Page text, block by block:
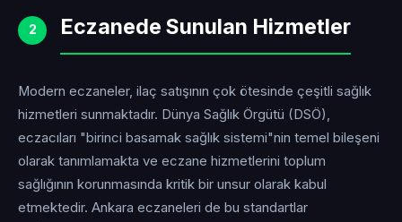
2 Eczanede Sunulan Hizmetler
Modern eczaneler, ilaç satışının çok ötesinde çeşitli sağlık
hizmetleri sunmaktadır. Dünya Sağlık Örgütü (DSÖ),
eczacıları "birinci basamak sağlık sistemi"nin temel bileşeni
olarak tanımlamakta ve eczane hizmetlerini toplum
sağlığının korunmasında kritik bir unsur olarak kabul
etmektedir. Ankara eczaneleri de bu standartlar